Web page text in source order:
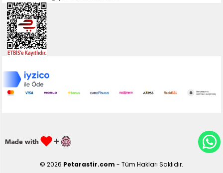
© 2026 Petarastir.com - Tüm Hakları Saklıdır.